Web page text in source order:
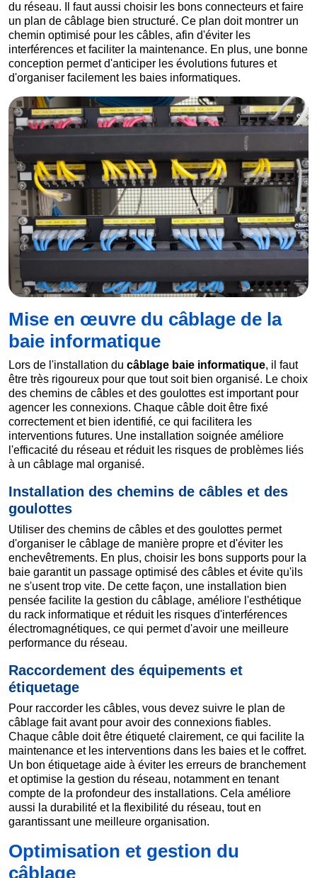
du réseau. Il faut aussi choisir les bons connecteurs et faire
un plan de câblage bien structuré. Ce plan doit montrer un
chemin optimisé pour les câbles, afin d'éviter les
interférences et faciliter la maintenance. En plus, une bonne
conception permet d'anticiper les évolutions futures et
d'organiser facilement les baies informatiques.
Mise en œuvre du câblage de la
baie informatique
Lors de l'installation du câblage baie informatique, il faut
être très rigoureux pour que tout soit bien organisé. Le choix
des chemins de câbles et des goulottes est important pour
agencer les connexions. Chaque câble doit être fixé
correctement et bien identifié, ce qui facilitera les
interventions futures. Une installation soignée améliore
l'efficacité du réseau et réduit les risques de problèmes liés
à un câblage mal organisé.
Installation des chemins de câbles et des
goulottes
Utiliser des chemins de câbles et des goulottes permet
d'organiser le câblage de manière propre et d'éviter les
enchevêtrements. En plus, choisir les bons supports pour la
baie garantit un passage optimisé des câbles et évite qu'ils
ne s'usent trop vite. De cette façon, une installation bien
pensée facilite la gestion du câblage, améliore l'esthétique
du rack informatique et réduit les risques d'interférences
électromagnétiques, ce qui permet d'avoir une meilleure
performance du réseau.
Raccordement des équipements et
étiquetage
Pour raccorder les câbles, vous devez suivre le plan de
câblage fait avant pour avoir des connexions fiables.
Chaque câble doit être étiqueté clairement, ce qui facilite la
maintenance et les interventions dans les baies et le coffret.
Un bon étiquetage aide à éviter les erreurs de branchement
et optimise la gestion du réseau, notamment en tenant
compte de la profondeur des installations. Cela améliore
aussi la durabilité et la flexibilité du réseau, tout en
garantissant une meilleure organisation.
Optimisation et gestion du
câblage